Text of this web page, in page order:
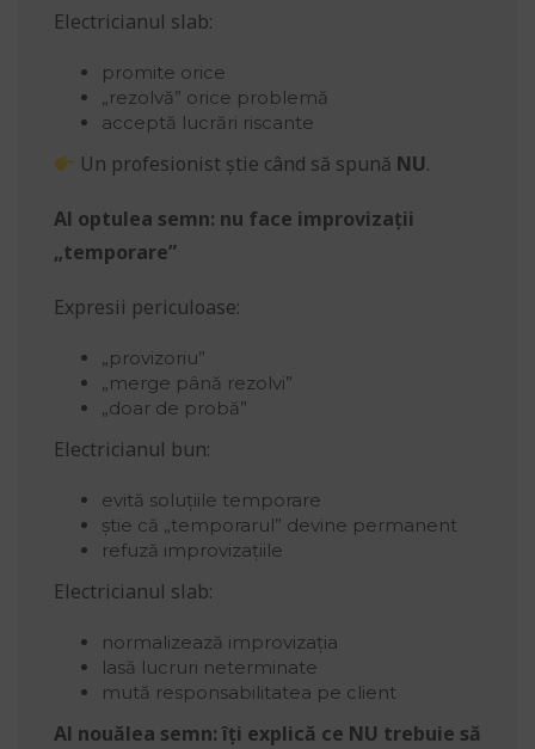
Electricianul slab:
promite orice
„rezolvă” orice problemă
acceptă lucrări riscante
Un profesionist știe când să spună NU.
Al optulea semn: nu face improvizații
„temporare”
Expresii periculoase:
„provizoriu”
„merge până rezolvi”
„doar de probă”
Electricianul bun:
evită soluțiile temporare
știe că „temporarul” devine permanent
refuză improvizațiile
Electricianul slab:
normalizează improvizația
lasă lucruri neterminate
mută responsabilitatea pe client
Al nouălea semn: îți explică ce NU trebuie să